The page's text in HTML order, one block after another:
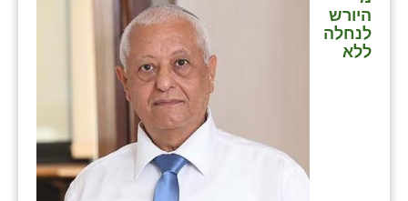
היורש
לנחלה
ללא